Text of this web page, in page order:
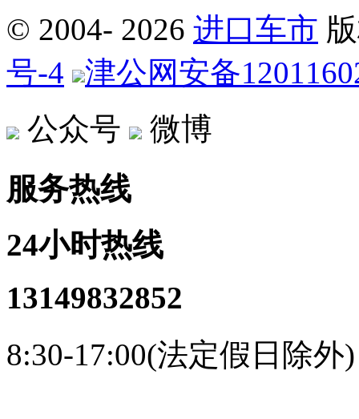
© 2004- 2026 进口车市
号-4
津公网安备
公众号
微博
服务热线
24小时热线
13149832852
8:30-17:00(法定假日除外)